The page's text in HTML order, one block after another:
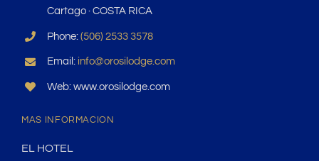
Cartago · COSTA RICA
Phone: (506) 2533 3578
Email: info@orosilodge.com
Web: www.orosilodge.com
MAS INFORMACION
EL HOTEL